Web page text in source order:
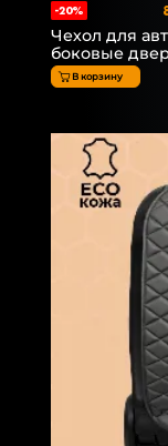
-20%
Чехол для
боковые
В корзину